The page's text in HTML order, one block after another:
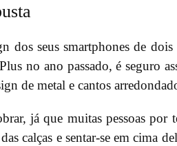
dos seus smartphones de dois
no ano passado, é seguro
de metal e cantos
já que muitas pessoas por
calças e sentar-se em cima